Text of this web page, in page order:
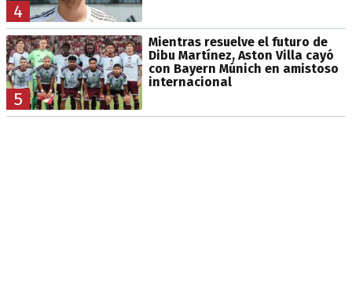
4
5
Mientras resuelve el futuro de
Dibu Martínez, Aston Villa cayó
con Bayern Múnich en amistoso
internacional